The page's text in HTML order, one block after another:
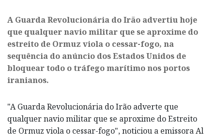
A Guarda Revolucionária do Irão advertiu hoje
que qualquer navio militar que se aproxime do
estreito de Ormuz viola o cessar-fogo, na
sequência do anúncio dos Estados Unidos de
bloquear todo o tráfego marítimo nos portos
iranianos.
"A Guarda Revolucionária do Irão adverte que
qualquer navio militar que se aproxime do Estreito
de Ormuz viola o cessar-fogo", noticiou a emissora Al